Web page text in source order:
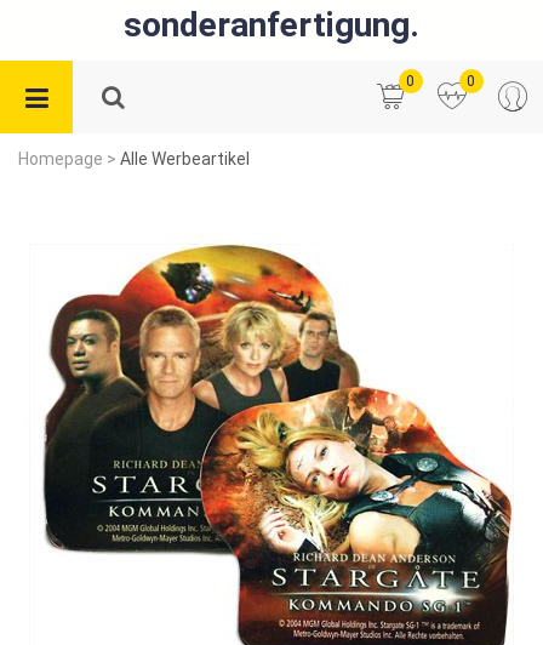
sonderanfertigung.
0 0
Homepage > Alle Werbeartikel